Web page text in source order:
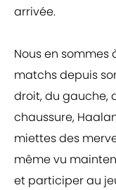
arrivée.
Nous en
matchs depuis
droit, du gauche,
chaussure,
miettes des
même vu
et participer au